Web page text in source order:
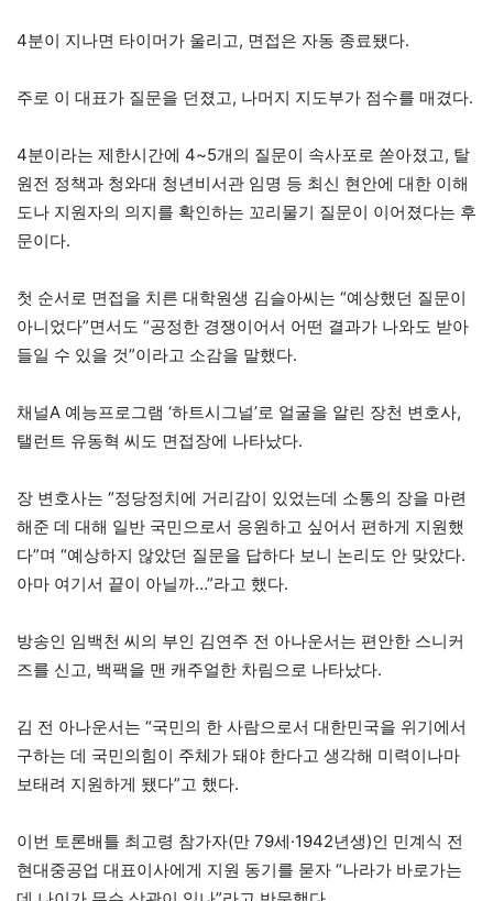
4분이 지나면 타이머가 울리고, 면접은 자동 종료됐다.
주로 이 대표가 질문을 던졌고, 나머지 지도부가 점수를 매겼다.
4분이라는 제한시간에 4~5개의 질문이 속사포로 쏟아졌고, 탈
원전 정책과 청와대 청년비서관 임명 등 최신 현안에 대한 이해
도나 지원자의 의지를 확인하는 꼬리물기 질문이 이어졌다는 후
문이다.
첫 순서로 면접을 치른 대학원생 김슬아씨는 “예상했던 질문이
아니었다”면서도 “공정한 경쟁이어서 어떤 결과가 나와도 받아
들일 수 있을 것”이라고 소감을 말했다.
채널A 예능프로그램 ‘하트시그널’로 얼굴을 알린 장천 변호사,
탤런트 유동혁 씨도 면접장에 나타났다.
장 변호사는 “정당정치에 거리감이 있었는데 소통의 장을 마련
해준 데 대해 일반 국민으로서 응원하고 싶어서 편하게 지원했
다”며 “예상하지 않았던 질문을 답하다 보니 논리도 안 맞았다.
아마 여기서 끝이 아닐까…”라고 했다.
방송인 임백천 씨의 부인 김연주 전 아나운서는 편안한 스니커
즈를 신고, 백팩을 맨 캐주얼한 차림으로 나타났다.
김 전 아나운서는 “국민의 한 사람으로서 대한민국을 위기에서
구하는 데 국민의힘이 주체가 돼야 한다고 생각해 미력이나마
보태려 지원하게 됐다”고 했다.
이번 토론배틀 최고령 참가자(만 79세·1942년생)인 민계식 전
현대중공업 대표이사에게 지원 동기를 묻자 “나라가 바로가는